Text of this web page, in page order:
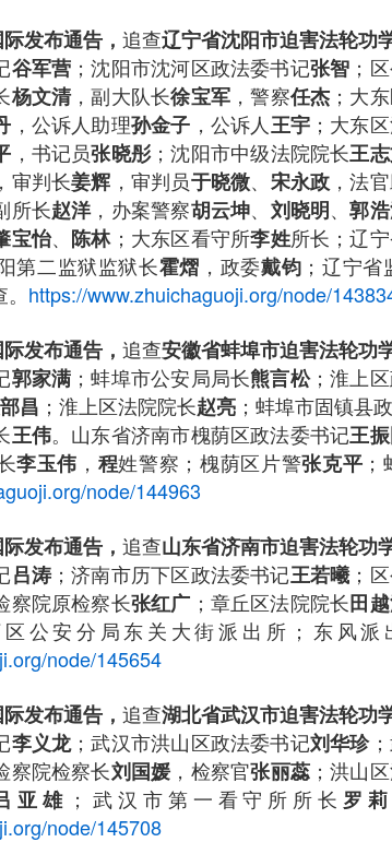
发布通告， 追查辽宁省沈阳市迫害法轮功
谷军营 ；沈阳市沈河区政法委书记张智 ；
杨文清，副大队长徐宝军 ，警察任杰 ；大
，公诉人助理孙金子 ，公诉人王宇 ；大东
，书记员张晓彤；沈阳市中级法院院长王
，审判长姜辉 ，审判员于晓微、 宋永政 ，法
所长赵洋，办案警察胡云坤、 刘晓明、郭
宝怡、 陈林；大东区看守所李姓所长；辽
第二监狱监狱长霍熠 ，政委戴钧 ；辽宁
https://www.zhuichaguoji.org/node/
发布通告， 追查安徽省蚌埠市迫害法轮功
郭家满 ；蚌埠市公安局局长熊言松；淮上
昌 ；淮上区法院院长赵亮 ；蚌埠市固镇县
王伟。山东省济南市槐荫区政法委书记王
李玉伟 ， 程姓警察；槐荫区片警张克平
node/144963
发布通告， 追查山东省济南市迫害法轮功
吕涛；济南市历下区政法委书记王若曦；
察院原检察长张红广 ；章丘区法院院长田
区公安分局东关大街派出所；东风派
node/145654
发布通告， 追查湖北省武汉市迫害法轮功
李义龙；武汉市洪山区政法委书记刘华珍
察院检察长刘国媛 ，检察官张丽蕊；洪山
亚雄 ；武汉市第一看守所所长 罗
node/145708